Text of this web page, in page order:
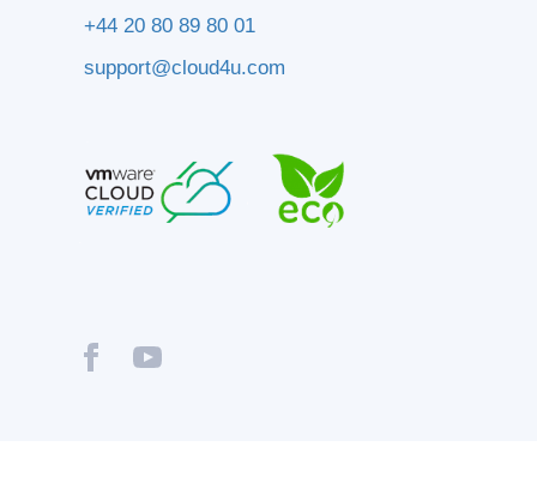
+44 20 80 89 80 01
support@cloud4u.com